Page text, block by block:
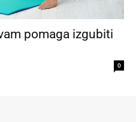
pomaga izgubiti
0